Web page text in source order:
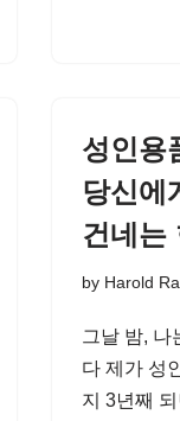
성인용
당신에
건네는
by Harold
그날 밤, 나
다 제가 성
지 3년째